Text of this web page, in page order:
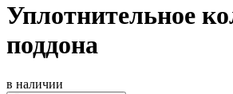
Уплотнительное
поддона
в наличии